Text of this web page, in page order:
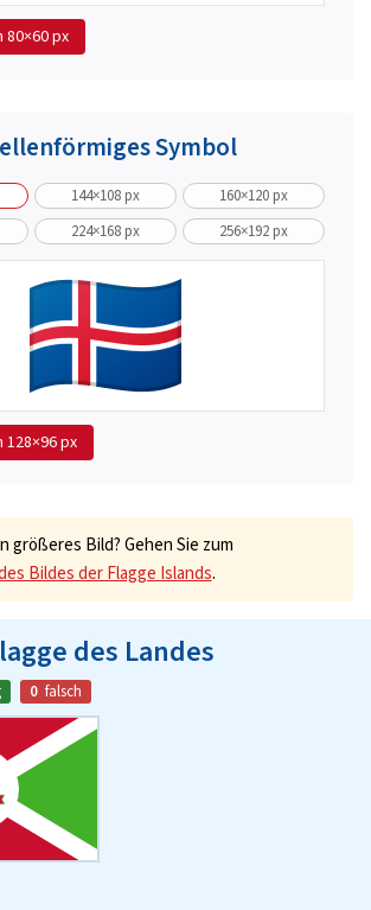
80×60 px
Symbol
144×108 px
160×120 px
224×168 px 256×192 px
128×96 px
größeres Bild? Gehen Sie zum
Bildes der Flagge Islands.
des Landes
0 falsch